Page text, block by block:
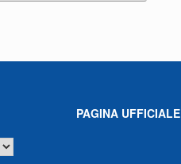
PAGINA UFFICIALE